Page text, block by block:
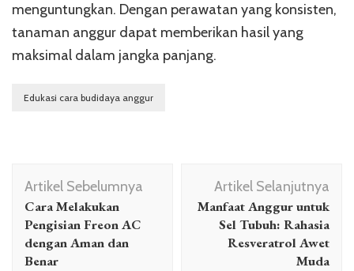
menguntungkan. Dengan perawatan yang konsisten,
tanaman anggur dapat memberikan hasil yang
maksimal dalam jangka panjang.
Edukasi cara budidaya anggur
Navigasi
Artikel
Artikel Sebelumnya
Cara Melakukan
Pengisian Freon AC
dengan Aman dan
Benar
Artikel Selanjutnya
Manfaat Anggur untuk
Sel Tubuh: Rahasia
Resveratrol Awet
Muda